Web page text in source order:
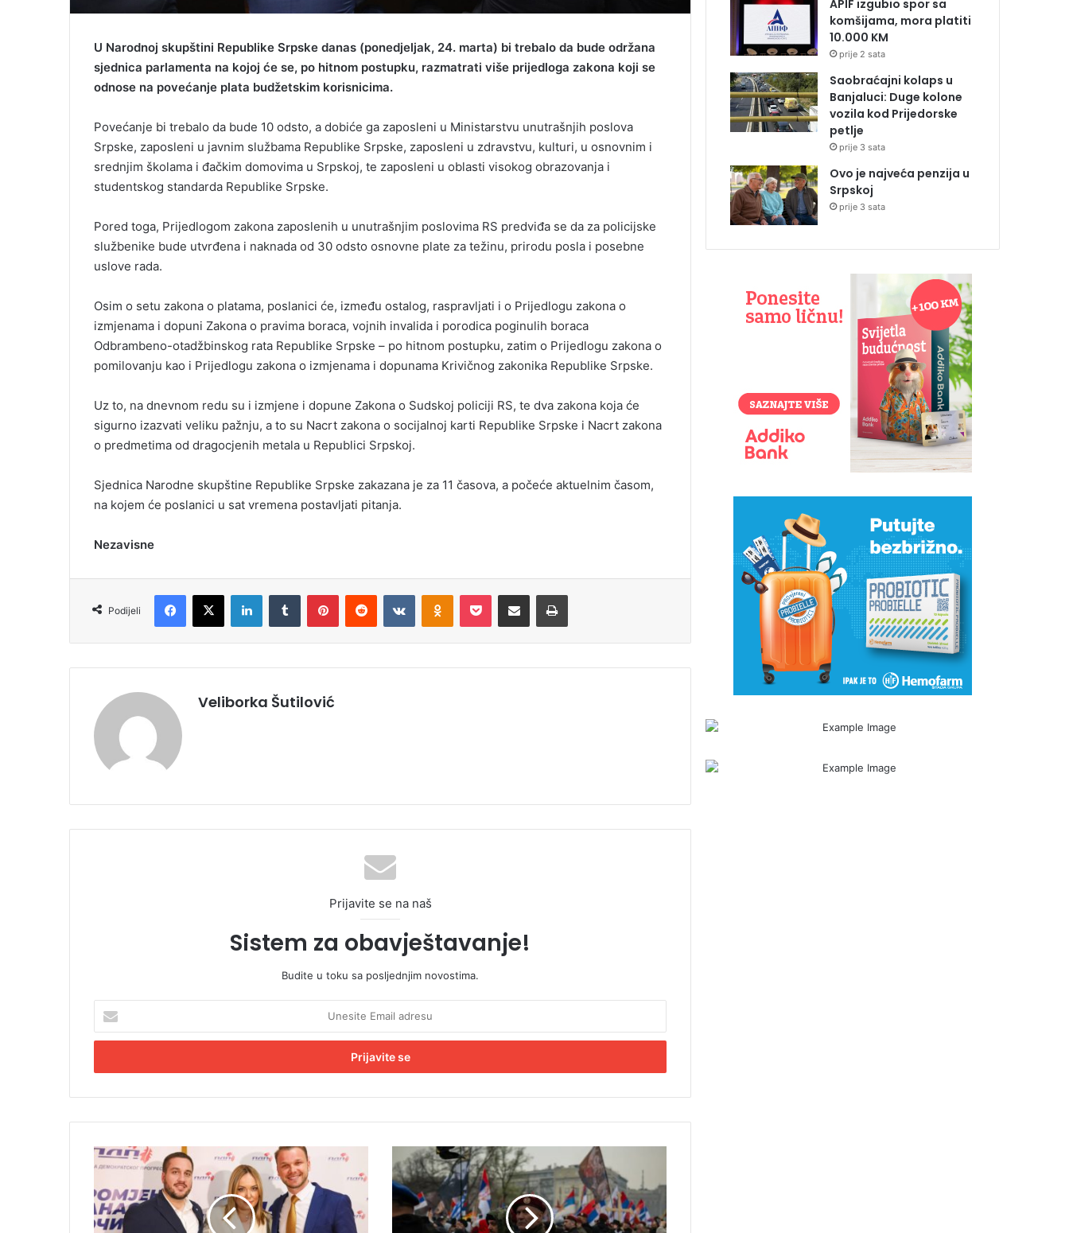
U Narodnoj skupštini Republike Srpske danas (ponedjeljak, 24. marta) bi trebalo da bude održana
sjednica parlamenta na kojoj će se, po hitnom postupku, razmatrati više prijedloga zakona koji se
odnose na povećanje plata budžetskim korisnicima.
Povećanje bi trebalo da bude 10 odsto, a dobiće ga zaposleni u Ministarstvu unutrašnjih poslova
Srpske, zaposleni u javnim službama Republike Srpske, zaposleni u zdravstvu, kulturi, u osnovnim i
srednjim školama i đačkim domovima u Srpskoj, te zaposleni u oblasti visokog obrazovanja i
studentskog standarda Republike Srpske.
Pored toga, Prijedlogom zakona zaposlenih u unutrašnjim poslovima RS predviđa se da za policijske
službenike bude utvrđena i naknada od 30 odsto osnovne plate za težinu, prirodu posla i posebne
uslove rada.
Osim o setu zakona o platama, poslanici će, između ostalog, raspravljati i o Prijedlogu zakona o
izmjenama i dopuni Zakona o pravima boraca, vojnih invalida i porodica poginulih boraca
Odbrambeno-otadžbinskog rata Republike Srpske – po hitnom postupku, zatim o Prijedlogu zakona o
pomilovanju kao i Prijedlogu zakona o izmjenama i dopunama Krivičnog zakonika Republike Srpske.
Uz to, na dnevnom redu su i izmjene i dopune Zakona o Sudskoj policiji RS, te dva zakona koja će
sigurno izazvati veliku pažnju, a to su Nacrt zakona o socijalnoj karti Republike Srpske i Nacrt zakona
o predmetima od dragocjenih metala u Republici Srpskoj.
Sjednica Narodne skupštine Republike Srpske zakazana je za 11 časova, a počeće aktuelnim časom,
na kojem će poslanici u sat vremena postavljati pitanja.
Nezavisne
Podijeli
Veliborka Šutilović
Prijavite se na naš
Sistem za obavještavanje!
Budite u toku sa posljednjim novostima.
e
i
E
a
l
a
d
D
r
a
g
o
o
v
i
s
APIF izgubio spor sa
komšijama, mora platiti
10.000 KM
prije 2 sata
Saobraćajni kolaps u
Banjaluci: Duge kolone
vozila kod Prijedorske
petlje
prije 3 sata
Ovo je najveća penzija u
Srpskoj
prije 3 sata